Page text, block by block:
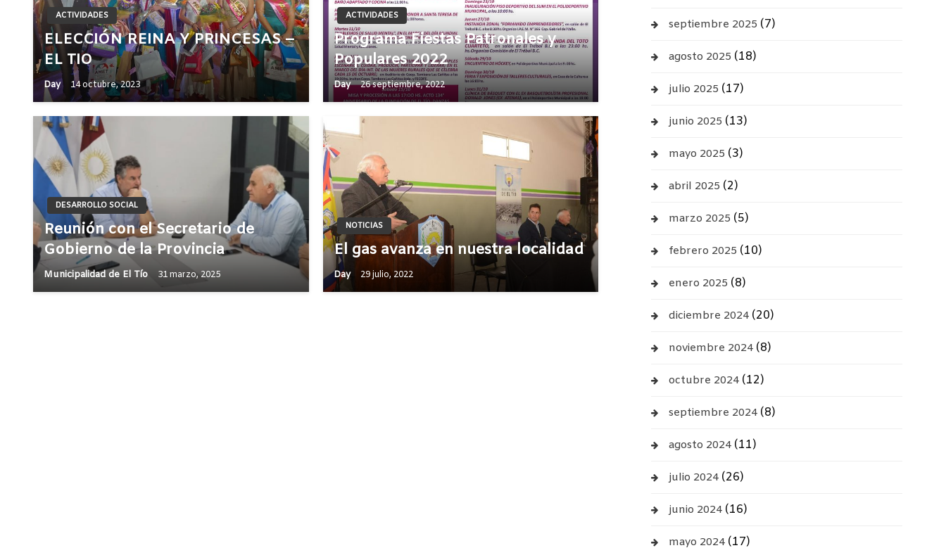
ACTIVIDADES
ELECCIÓN REINA Y PRINCESAS –
EL TIO
Day 14 octubre, 2023
ACTIVIDADES
Programa Fiestas Patronales y
Populares 2022
Day 26 septiembre, 2022
DESARROLLO SOCIAL
Reunión con el Secretario de
Gobierno de la Provincia
Municipalidad de El Tío 31 marzo, 2025
NOTICIAS
El gas avanza en nuestra localidad
Day 29 julio, 2022
septiembre 2025 (7)
agosto 2025 (18)
julio 2025 (17)
junio 2025 (13)
mayo 2025 (3)
abril 2025 (2)
marzo 2025 (5)
febrero 2025 (10)
enero 2025 (8)
diciembre 2024 (20)
noviembre 2024 (8)
octubre 2024 (12)
septiembre 2024 (8)
agosto 2024 (11)
julio 2024 (26)
junio 2024 (16)
mayo 2024 (17)